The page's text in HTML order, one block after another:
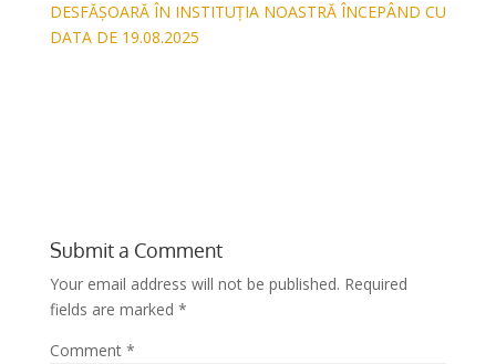
DESFĂȘOARĂ ÎN INSTITUȚIA NOASTRĂ ÎNCEPÂND CU
DATA DE 19.08.2025
Submit a Comment
Your email address will not be published. Required
fields are marked *
Comment *